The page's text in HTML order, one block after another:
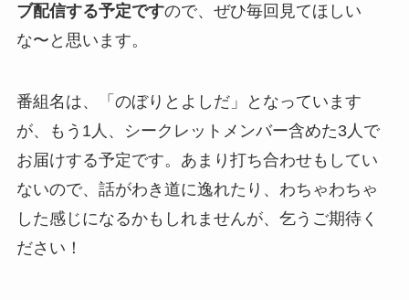
ブ配信する予定ですので、ぜひ毎回見てほしい
な〜と思います。
番組名は、「のぼりとよしだ」となっています
が、もう1人、シークレットメンバー含めた3人で
お届けする予定です。あまり打ち合わせもしてい
ないので、話がわき道に逸れたり、わちゃわちゃ
した感じになるかもしれませんが、乞うご期待く
ださい！